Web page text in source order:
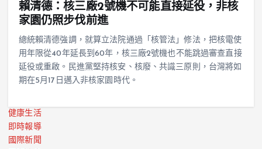
賴清德：核三廠2號機不可能直接延役，非核
家園仍照步伐前進
總統賴清德強調，就算立法院通過「核管法」修法，把核電使
用年限從40年延長到60年，核三廠2號機也不能跳過審查直接
延役或重啟。民進黨堅持核安、核廢、共識三原則，台灣將如
期在5月17日邁入非核家園時代。
健康生活
即時報導
國際新聞